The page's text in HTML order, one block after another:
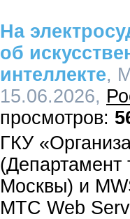
На
об
интеллекте,
15.06.2026,
ГКУ
(Департамент
Москвы) и
МТС Web